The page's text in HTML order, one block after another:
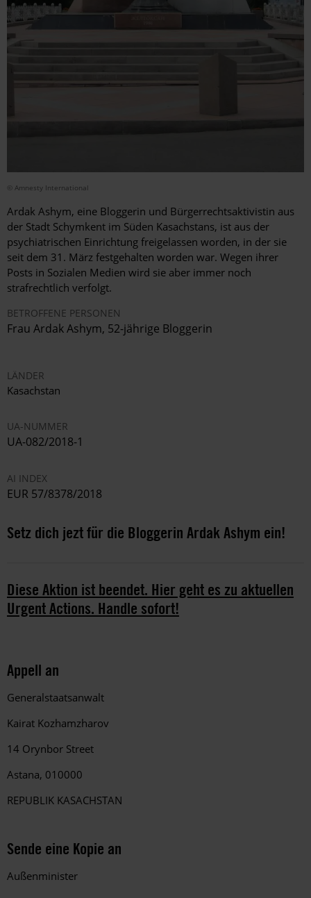
© Amnesty International
Ardak Ashym, eine Bloggerin und Bürgerrechtsaktivistin aus
der Stadt Schymkent im Süden Kasachstans, ist aus der
psychiatrischen Einrichtung freigelassen worden, in der sie
seit dem 31. März festgehalten worden war. Wegen ihrer
Posts in Sozialen Medien wird sie aber immer noch
strafrechtlich verfolgt.
BETROFFENE PERSONEN
Frau Ardak Ashym, 52-jährige Bloggerin
LÄNDER
Kasachstan
UA-NUMMER
UA-082/2018-1
AI INDEX
EUR 57/8378/2018
Setz dich jezt für die Bloggerin Ardak Ashym ein!
Diese Aktion ist beendet. Hier geht es zu aktuellen
Urgent Actions. Handle sofort!
Appell an
Generalstaatsanwalt
Kairat Kozhamzharov
14 Orynbor Street
Astana, 010000
REPUBLIK KASACHSTAN
Sende eine Kopie an
Außenminister